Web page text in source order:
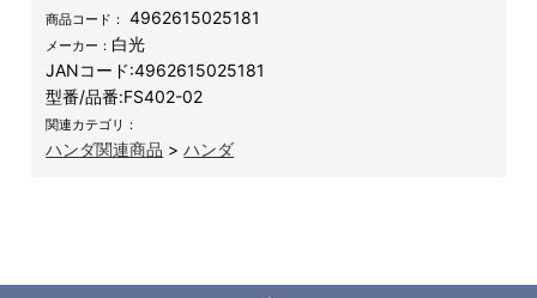
商品コード： 4962615025181
メーカー： 白光
JANコード:4962615025181
型番/品番:FS402-02
関連カテゴリ：
ハンダ関連商品 >ハンダ